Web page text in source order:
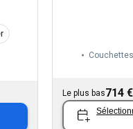
Le plus bas714 €